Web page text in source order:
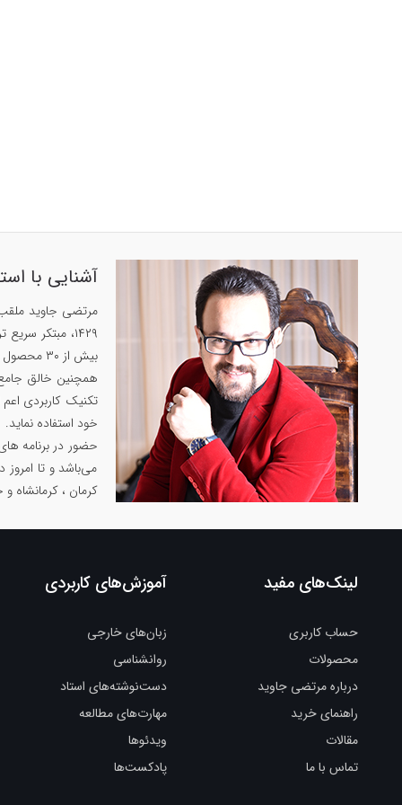
آشنایی با
بیش از ۳۰ محصول پرفروش در زمینه‌های زبان‌، حافظه و روان‌شناسی داشته است.
تکنیک کاربردی
خود استفاده نماید.
حضور در برنامه
می‌باشد و تا امروز
کرمان ، کرمانشاه
لینک‌های مفید
حساب کاربری
محصولات
درباره مرتضی جاوید
راهنمای خرید
مقالات
تماس با ما
آموزش‌های کاربردی
زبان‌های خارجی
روانشناسی
دست‌نوشته‌های استاد
مهارت‌های مطالعه
ویدئوها
پادکست‌ها